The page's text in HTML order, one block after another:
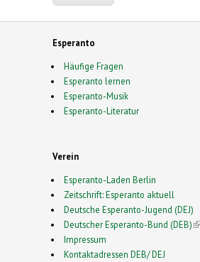
Esperanto
Häufige Fragen
Esperanto lernen
Esperanto-Musik
Esperanto-Literatur
Verein
Esperanto-Laden Berlin
Zeitschrift: Esperanto aktuell
Deutsche Esperanto-Jugend (DEJ)
Deutscher Esperanto-Bund (DEB)
Impressum
Kontaktadressen DEB/ DEJ